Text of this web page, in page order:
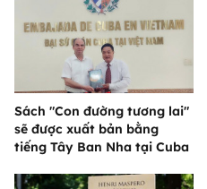
Sách "Con đường tương lai"
sẽ được xuất bản bằng
tiếng Tây Ban Nha tại Cuba